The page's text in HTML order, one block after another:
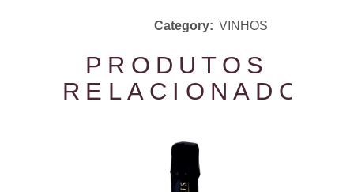
Category: VINHOS
PRODUTOS
RELACIONADOS